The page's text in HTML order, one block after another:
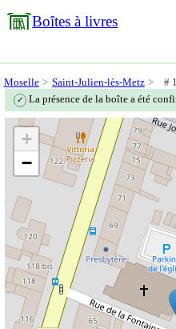
Boîtes à livres
Moselle Saint-Julien-lès-Metz #
✓ La présence de la boîte a été
+
−